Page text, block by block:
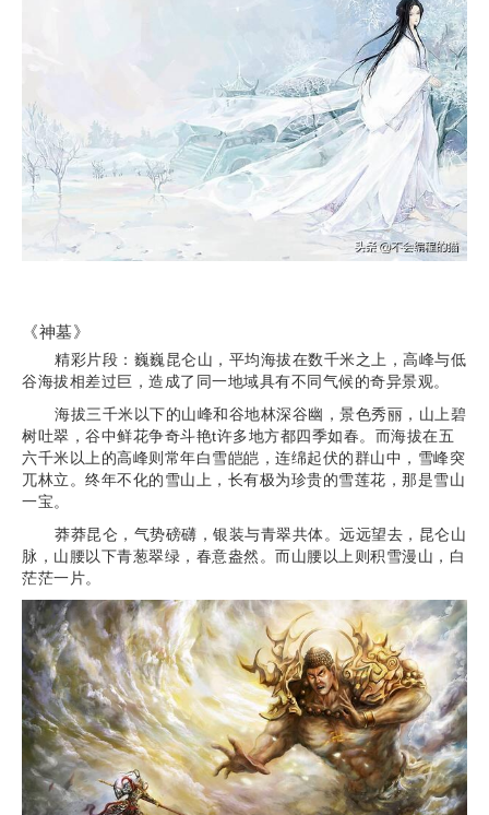
《神墓》
​精彩片段：巍巍昆仑山，平均海拔在数千米之上，高峰与低
谷海拔相差过巨，造成了同一地域具有不同气候的奇异景观。
海拔三千米以下的山峰和谷地林深谷幽，景色秀丽，山上碧
树吐翠，谷中鲜花争奇斗艳t许多地方都四季如春。而海拔在五
六千米以上的高峰则常年白雪皑皑，连绵起伏的群山中，雪峰突
兀林立。终年不化的雪山上，长有极为珍贵的雪莲花，那是雪山
一宝。
莽莽昆仑，气势磅礴，银装与青翠共体。远远望去，昆仑山
脉，山腰以下青葱翠绿，春意盎然。而山腰以上则积雪漫山，白
茫茫一片。